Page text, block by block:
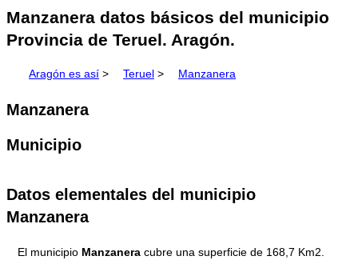
Manzanera datos básicos del municipio
Provincia de Teruel. Aragón.
Aragón es así > Teruel > Manzanera
Manzanera
Municipio
Datos elementales del municipio
Manzanera
El municipio Manzanera cubre una superficie de 168,7 Km2.